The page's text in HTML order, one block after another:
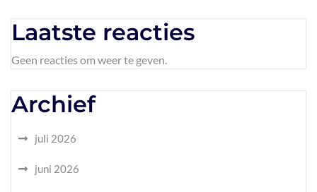
Laatste reacties
Geen reacties om weer te geven.
Archief
juli 2026
juni 2026